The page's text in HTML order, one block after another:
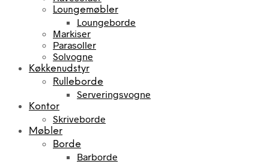
Loungemøbler
Loungeborde
Markiser
Parasoller
Solvogne
Køkkenudstyr
Rulleborde
Serveringsvogne
Kontor
Skriveborde
Møbler
Borde
Barborde